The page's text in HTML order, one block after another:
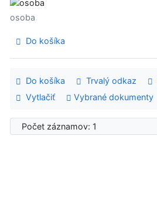
osoba
Do košíka
Do košíka Trvalý odkaz
Vytlačiť
Vybrané dokumenty
Počet záznamov: 1